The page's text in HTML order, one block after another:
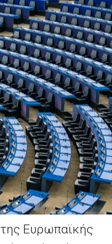
Ευρωπαϊκής